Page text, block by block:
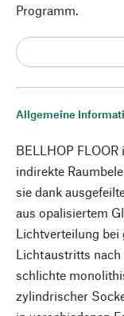
Allgemeine
BELLHOP
indirekte
sie dank
aus opalisiertem
Lichtverteilung bei
Lichtaustritts nach
schlichte
zylindrischer
Programm.